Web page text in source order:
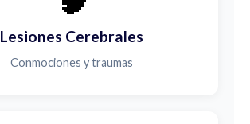
Lesiones Cerebrales
Conmociones y traumas